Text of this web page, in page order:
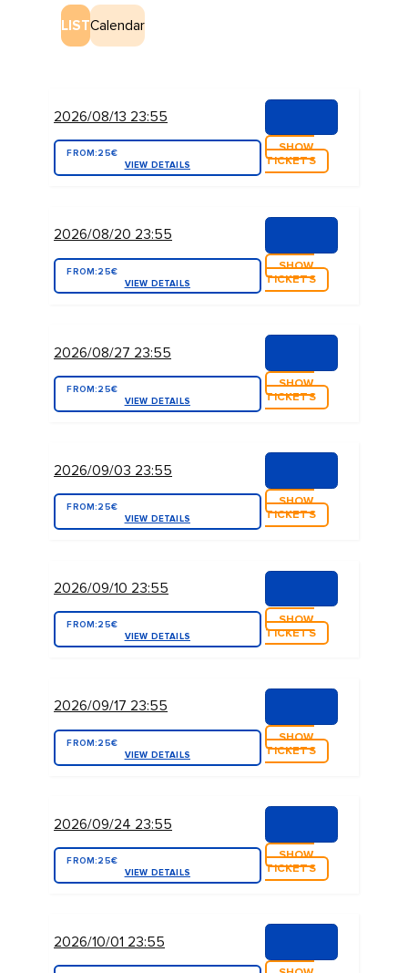
LISTCalendar
2026/08/13 23:55
FROM: 25€
VIEW DETAILS
SHOW
TICKETS
2026/08/20 23:55
FROM: 25€
VIEW DETAILS
SHOW
TICKETS
2026/08/27 23:55
FROM: 25€
VIEW DETAILS
SHOW
TICKETS
2026/09/03 23:55
FROM: 25€
VIEW DETAILS
SHOW
TICKETS
2026/09/10 23:55
FROM: 25€
VIEW DETAILS
SHOW
TICKETS
2026/09/17 23:55
FROM: 25€
VIEW DETAILS
SHOW
TICKETS
2026/09/24 23:55
FROM: 25€
VIEW DETAILS
SHOW
TICKETS
2026/10/01 23:55